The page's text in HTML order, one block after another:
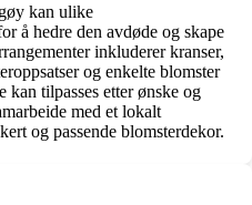
kan ulike
å hedre den avdøde og skape
inkluderer kranser,
og enkelte blomster
kan tilpasses etter ønske og
med et lokalt
og passende blomsterdekor.